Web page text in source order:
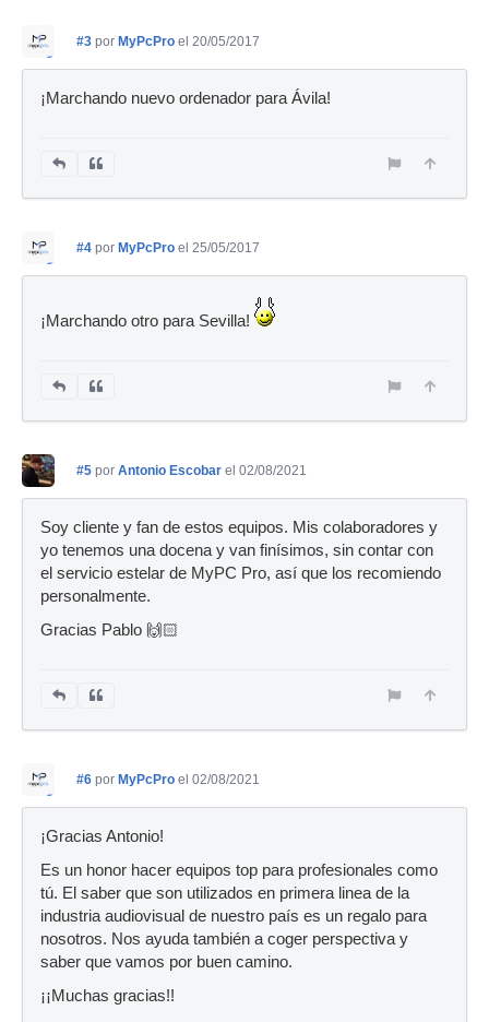
#3 por MyPcPro el 20/05/2017
¡Marchando nuevo ordenador para Ávila!
#4 por MyPcPro el 25/05/2017
¡Marchando otro para Sevilla!
#5 por Antonio Escobar el 02/08/2021
Soy cliente y fan de estos equipos. Mis colaboradores y
yo tenemos una docena y van finísimos, sin contar con
el servicio estelar de MyPC Pro, así que los recomiendo
personalmente.
Gracias Pablo 🙌🏻
#6 por MyPcPro el 02/08/2021
¡Gracias Antonio!
Es un honor hacer equipos top para profesionales como
tú. El saber que son utilizados en primera linea de la
industria audiovisual de nuestro país es un regalo para
nosotros. Nos ayuda también a coger perspectiva y
saber que vamos por buen camino.
¡¡Muchas gracias!!